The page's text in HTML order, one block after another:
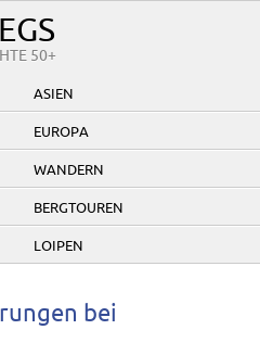
50+
ASIEN
EUROPA
WANDERN
BERGTOUREN
LOIPEN
bei